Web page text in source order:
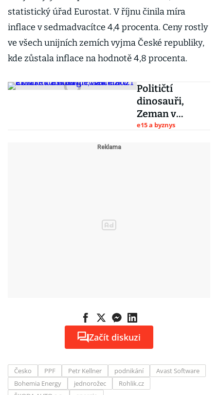
statistický úřad Eurostat. V říjnu činila míra
inflace v sedmadvacítce 4,4 procenta. Ceny rostly
ve všech unijních zemích vyjma České republiky,
kde zůstala inflace na hodnotě 4,8 procenta.
Političtí
dinosauři,
Zeman v
akvárku a
e15 a byznys
Začít diskuzi
Česko PPF Petr Kellner podnikání
Avast Software
Bohemia Energy
jednorožec
Rohlik.cz